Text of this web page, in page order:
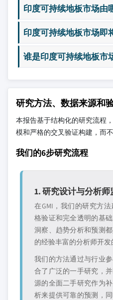
印度可持续地板市场由
印度可持续地板市场即
谁是印度可持续地板市
研究方法、数据来源和
本报告基于结构化的研究流程
模和严格的交叉验证构建，而
我们的6步研究流程
1. 研究设计与分析师
在GMI，我们的研究方
格验证和完全透明的基
洞察、趋势分析和预测
的经验丰富的分析师开发
我们的方法通过与行业
合了广泛的一手研究，
源的全面二手研究作为
析来提供可靠的预测，